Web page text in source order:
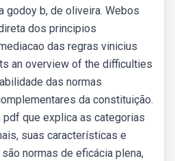
godoy b, de oliveira. Webos
dos principios
das regras vinicius
an overview of the difficulties
das normas
da constituição.
pdf que explica as categorias
suas características e
normas de eficácia plena,